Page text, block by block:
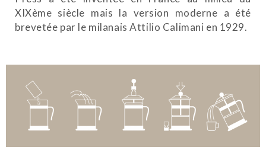
XIXème siècle mais la version moderne a été
brevetée par le milanais Attilio Calimani en 1929.